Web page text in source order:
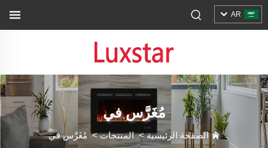
AR
مُغَرَّس في
الصفحة الرئيسية>المنتجات> مُغَرَّس في